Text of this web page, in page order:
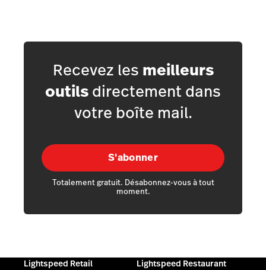
Recevez les meilleurs
outilsdirectement dans
votre boîte mail.
S'abonner
Totalement gratuit. Désabonnez-vous à tout
moment.
Lightspeed Retail Lightspeed Restaurant